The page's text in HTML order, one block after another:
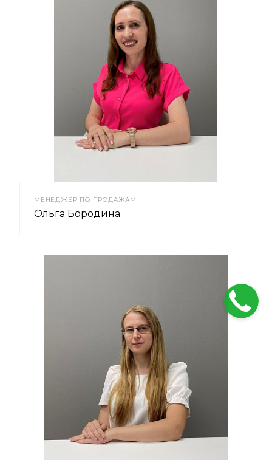
МЕНЕДЖЕР ПО ПРОДАЖАМ
Ольга Бородина